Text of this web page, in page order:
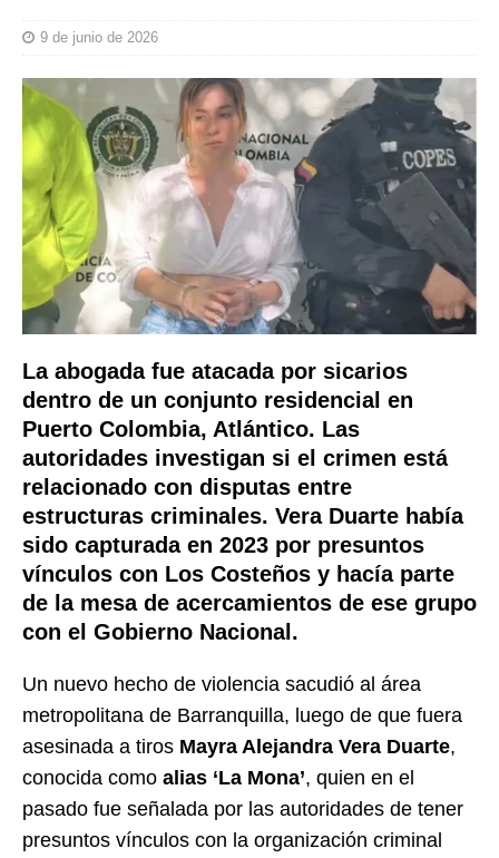
9 de junio de 2026
La abogada fue atacada por sicarios
dentro de un conjunto residencial en
Puerto Colombia, Atlántico. Las
autoridades investigan si el crimen está
relacionado con disputas entre
estructuras criminales. Vera Duarte había
sido capturada en 2023 por presuntos
vínculos con Los Costeños y hacía parte
de la mesa de acercamientos de ese grupo
con el Gobierno Nacional.
Un nuevo hecho de violencia sacudió al área
metropolitana de Barranquilla, luego de que fuera
asesinada a tiros Mayra Alejandra Vera Duarte,
conocida como alias ‘La Mona’, quien en el
pasado fue señalada por las autoridades de tener
presuntos vínculos con la organización criminal